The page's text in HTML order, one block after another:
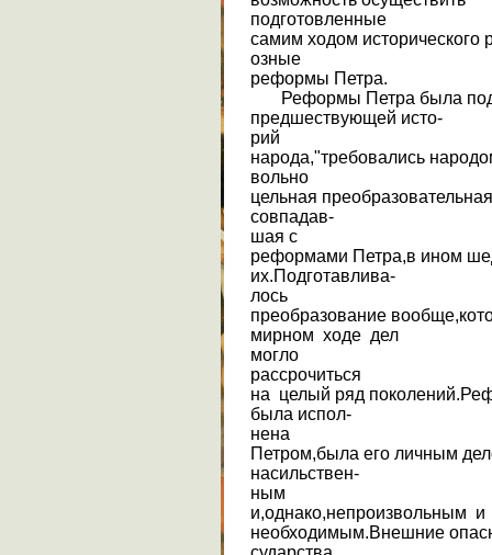
подготовленные
самим ходом исторического
озные
реформы Петра.
Реформы Петра была
предшествующей исто-
рий
народа,"требовались
вольно
цельная
совпадав-
шая с
реформами Петра,в ином
их.Подготавлива-
лось
преобразование
мирном ходе дел
могло
рассрочиться
на целый ряд
была испол-
нена
Петром,была его личным
насильствен-
ным
и,однако,непроизвольным и
необходимым.Внешние